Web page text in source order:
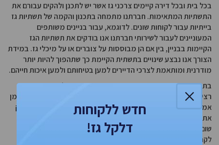
בכל בית ובכל דירה קיימים צרכני גז אשר יש לתכנן ולהקים עבורם את
התשתיות המתאימות. חברתנו מתמחה בתכנון והקמה של תשתיות גז
בייתיות עבור לקוחות שונים. לדוגמא, עבור בניינים משותפים
המעוניינים לעבור לשירותי חברתנו אנו בודקים את תשתיות הגז
הקיימות בבניין, בין אם הן מבוססות על צוברים או על מיכלי גז. במידת
הצורך אנו נבצע שינויים בתשתית הקיימת כך שתהפוך להיות יותר
מודרנית ומותאמת לצרכי הדיירים למען בטיחותם ולמען איכות חייהם.
בתוך כך, נתקין בתשתיות הגז חיישנים המאפשרים למדוד בצורה
רציפה וברורה את צריכת הגז של כל צרכן וצרכן, כך שיוכל לדעת בזמן
אמת מהי צריכת הגז הנוכחית שלו. בנוסף לכך אנו נוכל לנטר מרחוק
את צריכת הגז, ובמידת הצורך לבצע החלפות בלי שום השקעה ובלי
שום מאמץ מצד הדיירים ובעלי הדירות, עם יעילות גבוהה במיוחד
לקריאות שירות.
×
חדש ללקוחות
דלקל גז!